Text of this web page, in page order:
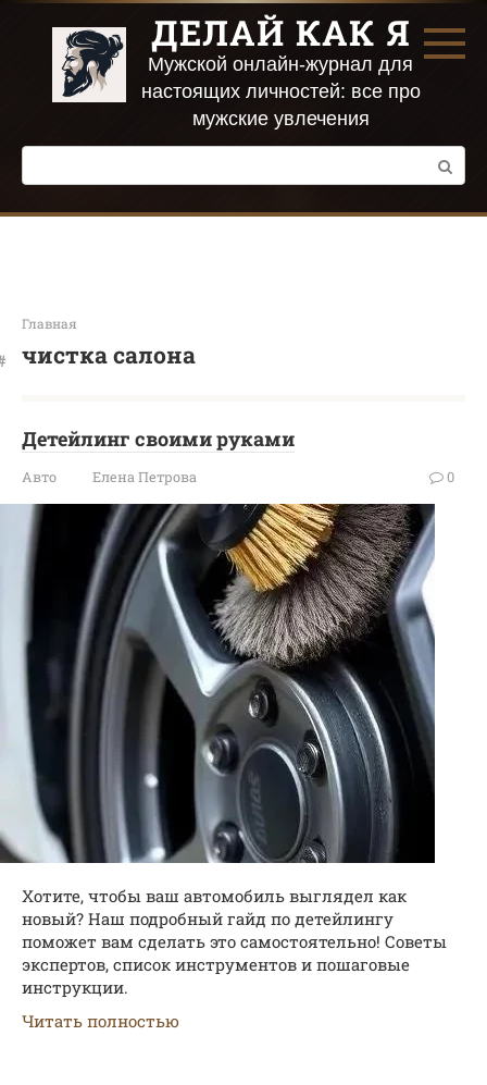
Перейти
контенту
ДЕЛАЙ КАК Я
Мужской онлайн-журнал для
настоящих личностей: все про
мужские увлечения
Поиск:
Главная
чистка салона
Детейлинг своими руками
Авто Елена Петрова 0
Хотите, чтобы ваш автомобиль выглядел как
новый? Наш подробный гайд по детейлингу
поможет вам сделать это самостоятельно! Советы
экспертов, список инструментов и пошаговые
инструкции.
Читать полностью